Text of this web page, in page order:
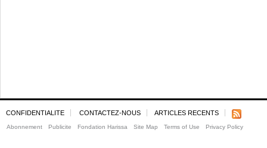
CONFIDENTIALITE CONTACTEZ-NOUS ARTICLES RECENTS
Abonnement Publicite Fondation Harissa Site Map Terms of Use Privacy Policy